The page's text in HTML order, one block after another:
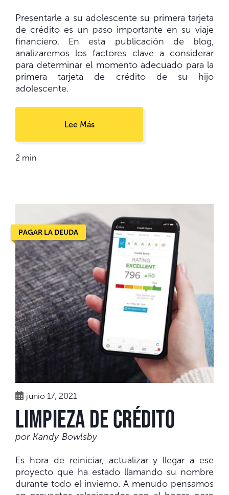
Presentarle a su adolescente su primera tarjeta
de crédito es un paso importante en su viaje
financiero. En esta publicación de blog,
analizaremos los factores clave a considerar
para determinar el momento adecuado para la
primera tarjeta de crédito de su hijo
adolescente.
Lee Más
2 min
PAGAR LA DEUDA
junio 17, 2021
Limpieza de crédito
por Kandy Bowlsby
Es hora de reiniciar, actualizar y llegar a ese
proyecto que ha estado llamando su nombre
durante todo el invierno. A menudo pensamos